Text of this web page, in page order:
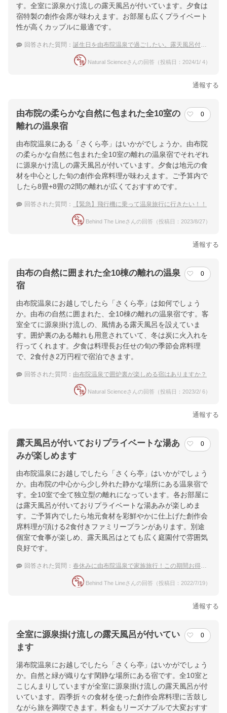
す。全室に源泉かけ流しの露天風呂が付いています。夕食は
宿特製の創作会席が味わえます。お部屋も広くプライベート
性が高くカップルに最適です。
回答された質問： 誕生日を由布院温泉で過ごしたい。露天風呂付きのお部屋がある高級温泉宿をおしえて！
Natural Scienceさんの回答（投稿日：2024/1/ 4）
通報する
由布院の柔らかな自然に包まれた全10室の
離れの温泉宿
0
由布院温泉にある「さくら亭」はいかがでしょうか。由布院
の柔らかな自然に包まれた全10室の離れの温泉宿でそれぞれ
に源泉かけ流しの露天風呂が付いています。夕食は地元の食
材を中心とした旬の創作会席料理が味わえます。ご予算内で
したら8畳+8畳の2間の離れが広くておすすめです。
回答された質問： 【緊急】飛行機に乗って温泉旅行に行きたい！！
Behind The Lineさんの回答（投稿日：2023/8/27）
通報する
由布の自然に囲まれた全10棟の離れの温泉
宿
0
由布院温泉にお越しでしたら「さくら亭」は如何でしょう
か。由布の自然に囲まれた、全10棟の離れの温泉宿です。客
室全てに源泉掛け流しの、風情ある露天風呂を設えていま
す。囲炉裏のある離れも用意されていて、冬は炭に火入れを
行ってくれます。夕食は料理長お任せの旬の季節会席料理
で、2食付き2万円程で宿泊できます。
回答された質問： 由布院温泉で囲炉裏が楽しめる宿はありますか？
Natural Scienceさんの回答（投稿日：2023/2/ 6）
通報する
露天風呂が付いておりプライベートな湯あ
みが楽しめます
0
由布院温泉にお越しでしたら「さくら亭」はいかがでしょう
か。由布院の中心から少し外れた静かな場所にある温泉宿で
す。全10室で全て独立型の離れになっています。各お部屋に
は露天風呂が付いておりプライベートな湯あみが楽しめま
す。ご予算内でしたら地元食材を彩鮮やかに仕上げた創作会
席料理が頂ける2食付きファミリープランがあります。別途
個室で食事が楽しめ、露天風呂はとても広く庭園付で雰囲気
良好です。
回答された質問： 春休みに由布院温泉で家族旅行！この期間お得に泊まれる温泉宿は？
Behind The Lineさんの回答（投稿日：2022/7/19）
通報する
全室に源泉掛け流しの露天風呂が付いてい
ます
0
湯布院温泉にお越しでしたら「さくら亭」はいかがでしょう
か。自然と緑が織りなす閑静な場所にある宿です。全10室と
こじんまりしていますが全室に源泉掛け流しの露天風呂が付
いています。四季折々の食材を使った創作会席料理に舌鼓し
ながら旅を満喫できます。料金もリーズナブルで大変おすす